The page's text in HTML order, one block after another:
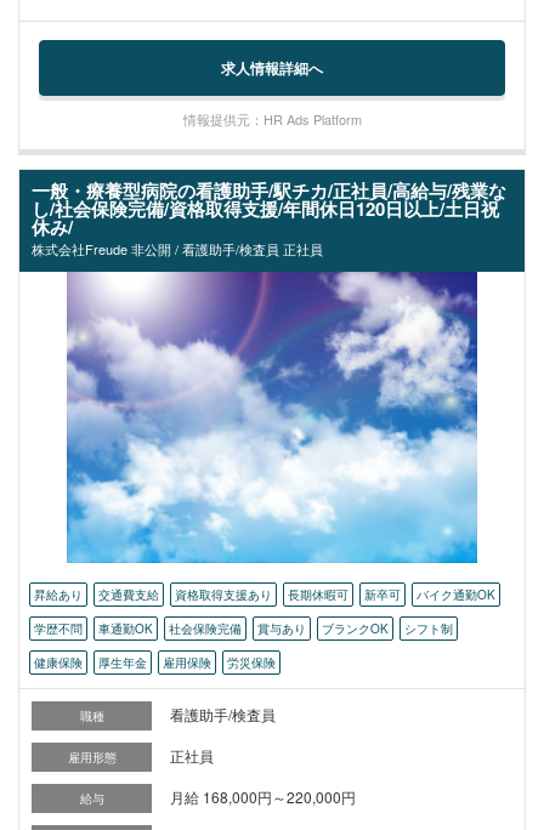
求人情報詳細へ
情報提供元：HR Ads Platform
一般・療養型病院の看護助手/駅チカ/正社員/高給与/残業な
し/社会保険完備/資格取得支援/年間休日120日以上/土日祝
休み/
株式会社Freude 非公開 / 看護助手/検査員 正社員
昇給あり 交通費支給 資格取得支援あり 長期休暇可 新卒可
バイク通勤OK
学歴不問
車通勤OK 社会保険完備 賞与あり ブランクOK
シフト制
健康保険
厚生年金 雇用保険 労災保険
職種 看護助手/検査員
雇用形態 正社員
給与 月給 168,000円～220,000円